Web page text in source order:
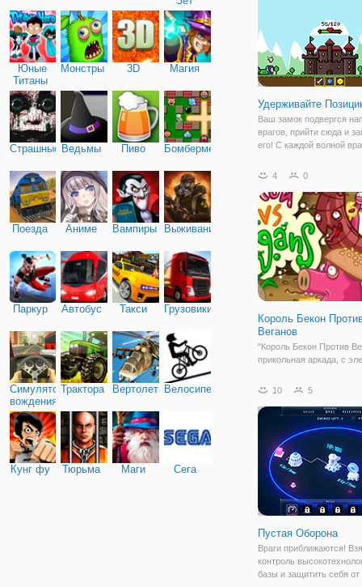
Юные
Титаны
Монстры 3D Магия
Страшные Ведьмы Пиво Бомбермен
Поезда Аниме Вампиры Выживание
Паркур Автобус Такси Грузовики
Симулятор
вождения
Трактора ВертолетыВелосипед
Кунг фу Тюрьма Маги Сега
Удерживайте
Ваш замок подвергся
врагов, прийти сюда и
его! С каждой волной
конечном итоге вы
вы играете в эту игру,
4 0
Король Бекон
Веганов
"Король Бекон Против
прикольная аркада, с
Здесь вы окажетесь в
разделились на два
любят мясо, а веганы
10 5
Пустая Оборона
Враги приближаются!
контроль
базы и защитить себя от